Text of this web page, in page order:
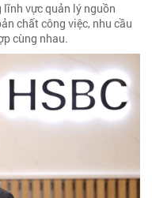
vực quản lý nguồn
chất công việc, nhu cầu
cùng nhau.